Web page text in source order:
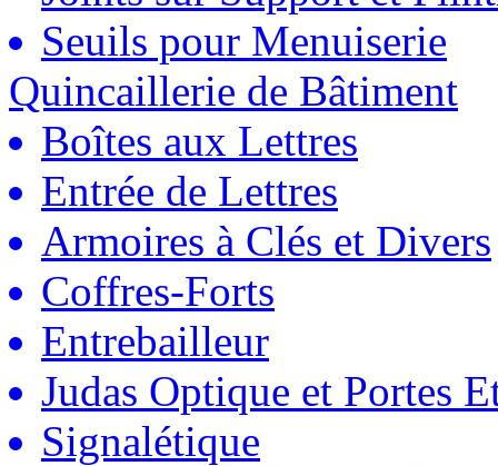
Seuils pour Menuiserie
Quincaillerie de Bâtiment
Boîtes aux Lettres
Entrée de Lettres
Armoires à Clés et Divers
Coffres-Forts
Entrebailleur
Judas Optique et Portes
Signalétique